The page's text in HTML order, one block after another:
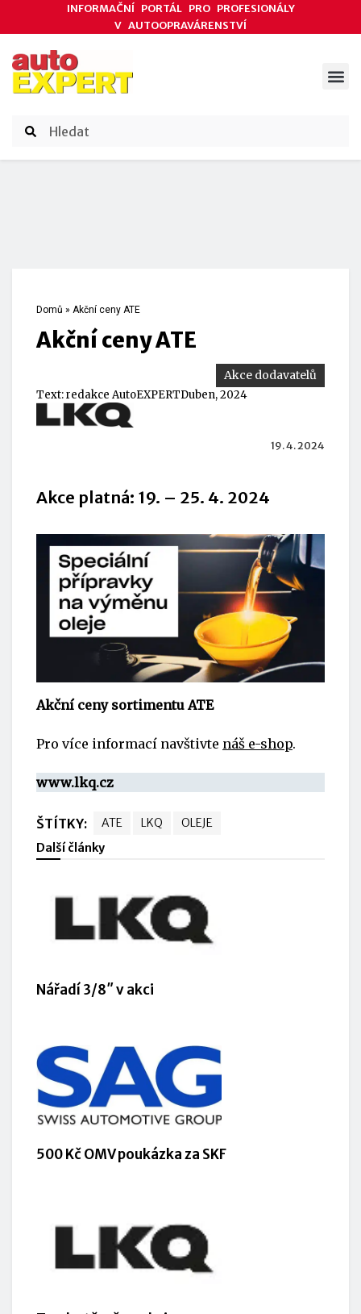
INFORMAČNÍ PORTÁL PRO PROFESIONÁLY
V AUTOOPRAVÁRENSTVÍ
Domů » Akční ceny ATE
Akční ceny ATE
Akce dodavatelů
Text:redakce AutoEXPERTDuben, 2024
19. 4. 2024
Akce platná: 19. – 25. 4. 2024
Akční ceny sortimentu ATE
Pro více informací navštivte náš e-shop.
www.lkq.cz
ŠTÍTKY: ATE LKQ
OLEJE
Další články
Nářadí 3/8″ v akci
500 Kč OMV poukázka za SKF